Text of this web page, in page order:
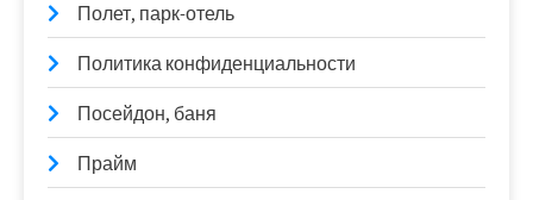
Полет, парк-отель
Политика конфиденциальности
Посейдон, баня
Прайм